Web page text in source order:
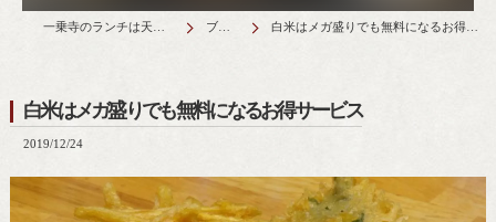
ブログ 白米はメガ盛りでも無料になるお得サービス
白米はメガ盛りでも無料になるお得サービス
2019/12/24